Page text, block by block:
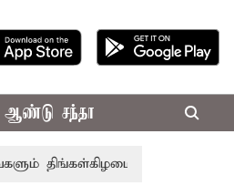
ஆண்டு சந்தா
திங்கள்கிழமை வரை ஒத்திவைப்பு